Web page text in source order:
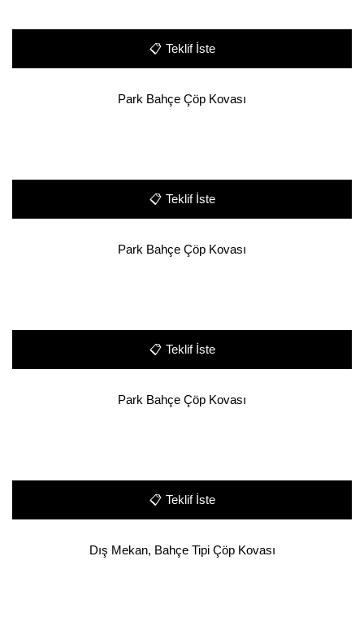
📋 Teklif İste
Park Bahçe Çöp Kovası
📋 Teklif İste
Park Bahçe Çöp Kovası
📋 Teklif İste
Park Bahçe Çöp Kovası
📋 Teklif İste
Dış Mekan, Bahçe Tipi Çöp Kovası